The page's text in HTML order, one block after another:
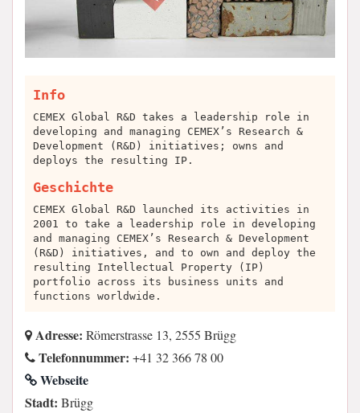
Info
CEMEX Global R&D takes a leadership role in
developing and managing CEMEX’s Research &
Development (R&D) initiatives; owns and
deploys the resulting IP.
Geschichte
CEMEX Global R&D launched its activities in
2001 to take a leadership role in developing
and managing CEMEX’s Research & Development
(R&D) initiatives, and to own and deploy the
resulting Intellectual Property (IP)
portfolio across its business units and
functions worldwide.
Adresse: Römerstrasse 13, 2555 Brügg
Telefonnummer: +41 32 366 78 00
Webseite
Stadt: Brügg